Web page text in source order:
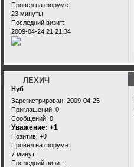
Провел на форуме:
23 минуты
Последний визит:
2009-04-24 21:21:34
ЛЁХИЧ
Нуб
Зарегистрирован: 2009-04-25
Приглашений: 0
Сообщений: 0
Уважение: +1
Позитив: +0
Провел на форуме:
7 минут
Последний визит: